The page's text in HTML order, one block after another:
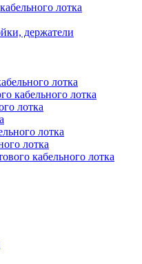
лотка
держатели
лотка
кабельного лотка
лотка
лотка
лотка
кабельного лотка